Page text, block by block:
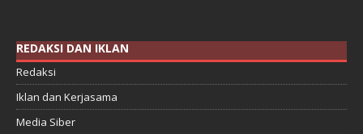
REDAKSI DAN IKLAN
Redaksi
Iklan dan Kerjasama
Media Siber